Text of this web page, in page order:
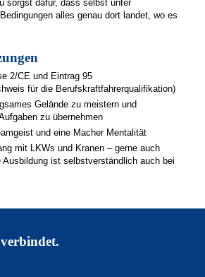
sorgst dafür, dass selbst unter
alles genau dort landet, wo es
2/CE und Eintrag 95
für die Berufskraftfahrerqualifikation)
Gelände zu meistern und
zu übernehmen
und eine Macher Mentalität
mit LKWs und Kranen – gerne auch
Ausbildung ist selbstverständlich auch bei